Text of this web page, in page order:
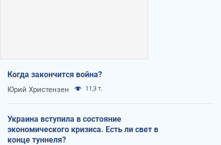
Когда закончится война?
Юрий Христензен 11,3 т.
Украина вступила в состояние
экономического кризиса. Есть ли свет в
конце туннеля?